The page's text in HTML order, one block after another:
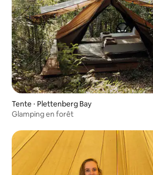
Tente ⋅ Plettenberg Bay
Glamping en forêt